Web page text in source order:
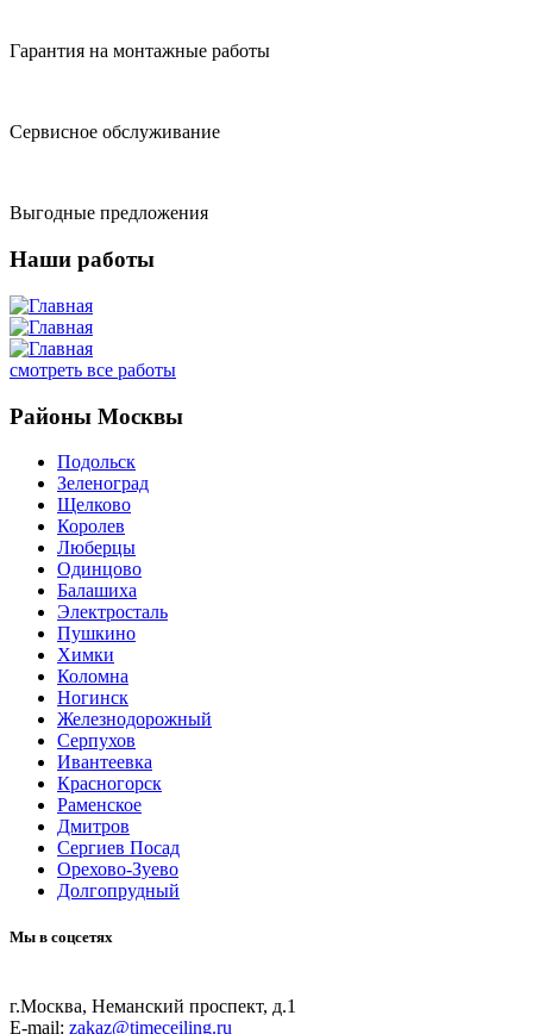
Гарантия на монтажные работы
Сервисное обслуживание
Выгодные предложения
Наши работы
смотреть все работы
Районы Москвы
Подольск
Зеленоград
Щелково
Королев
Люберцы
Одинцово
Балашиха
Электросталь
Пушкино
Химки
Коломна
Ногинск
Железнодорожный
Серпухов
Ивантеевка
Красногорск
Раменское
Дмитров
Сергиев Посад
Орехово-Зуево
Долгопрудный
Мы в соцсетях
г.Москва, Неманский проспект, д.1
E-mail: zakaz@timeceiling.ru